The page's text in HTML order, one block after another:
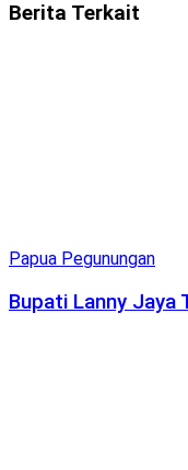
Berita Terkait
Papua Pegunungan
Bupati Lanny Jaya